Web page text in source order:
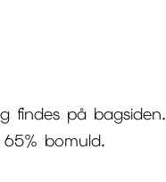
findes på bagsiden.
bomuld.